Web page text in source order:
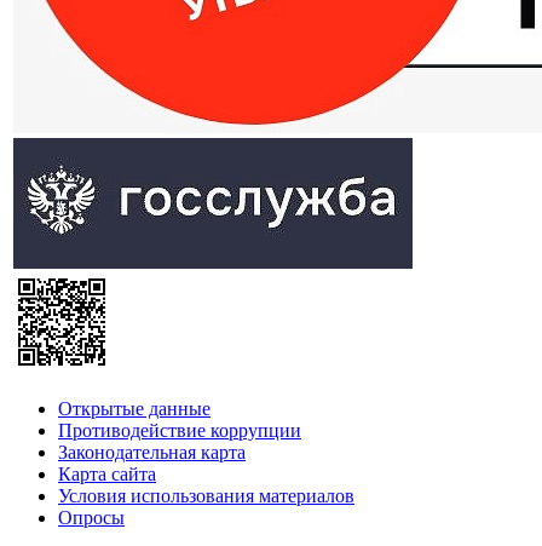
Открытые данные
Противодействие коррупции
Законодательная карта
Карта сайта
Условия использования материалов
Опросы